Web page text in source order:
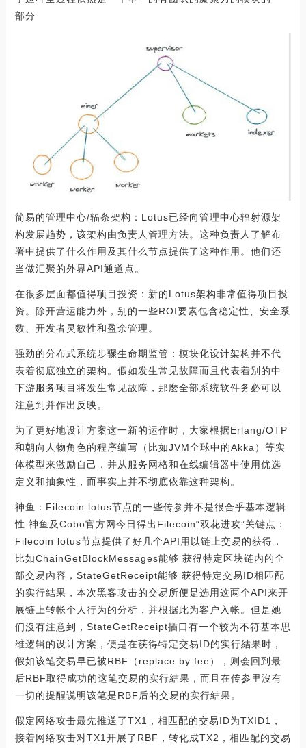
部分
简易的管理中心/辐条架构：Lotus已经向管理中心辐射源架
构发展趋势，该架构由负责人管理方法。这种负责人了解布
署中提供了什么作用及其什么节点提供了这种作用。他们还
当做汇聚的外界API通道点。
在很多层面都值得项目投资：新的Lotus架构非常值得项目投
资。除开营运能力外，别的一些ROI要素包含稳定性、安全系
数、开发者灵敏性和盈余管理。
强劲的分布式系统步骤生命期监管：模块化设计架构并不代
表着彻底独立的架构。假如发生常见故障而且代表着别的中
下游服务项目将发生常见故障，那麼全部系统软件务必可以
注意到并作出反映。
为了更好地设计方案这一新的运作时，大家根据Erlang/OTP
和朝向人物角色的程序编写（比如JVM全球中的Akka）等实
体模型来激励自己，并从服务网格和在线编辑器中使用优选
定义和抽象性，而事实上并不彻底依靠这种架构。
神鱼：Filecoin lotus节点的一些传参并不是很合乎基本逻辑
性:神鱼及Cobo官方网今日得出Filecoin“双花进攻”关键点：
Filecoin lotus节点提供了好几个API用以链上交易的获得，
比如ChainGetBlockMessages能够 获得特定区块链内的全
部交易內容，StateGetReceipt能够 获得特定交易ID相匹配
的实行結果，本次黑客攻击的交易所便是选用这两个API来开
展链上转帐个人行为的分析，并根据此为客户入帐。但是她
们沒有注意到，StateGetReceipt插口有一个较为不符基本思
维逻辑的设计方案，便是在获得特定交易ID的实行結果时，
假如该笔交易早已被RBF（replace by fee），则会回到最
后RBF取得成功的这笔交易的实行結果，而且在传参里沒有
一切的提醒说明该笔是RBF后的交易的实行結果。
假定网络攻击最先推送了TX1，相匹配的交易ID为TXID1，
接着网络攻击对TX1开展了RBF，转化成TX2，相匹配的交易